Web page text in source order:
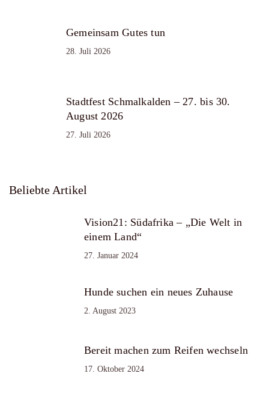
Gemeinsam Gutes tun
28. Juli 2026
Stadtfest Schmalkalden – 27. bis 30.
August 2026
27. Juli 2026
Beliebte Artikel
Vision21: Südafrika – „Die Welt in
einem Land“
27. Januar 2024
Hunde suchen ein neues Zuhause
2. August 2023
Bereit machen zum Reifen wechseln
17. Oktober 2024